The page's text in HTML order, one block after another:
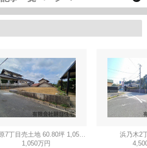
古志原7丁目売土地 60.80坪 1,050万円
1,050万円
浜乃木2